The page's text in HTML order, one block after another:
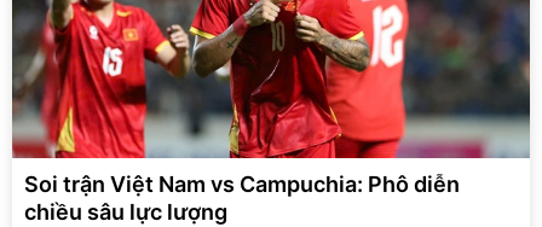
Soi trận Việt Nam vs Campuchia: Phô diễn
chiều sâu lực lượng